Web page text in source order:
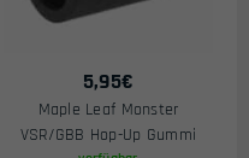
5,95€
Maple Leaf Monster
VSR/GBB Hop-Up Gummi